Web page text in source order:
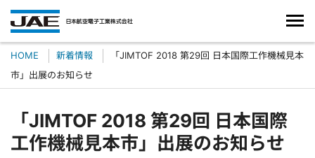
HOME 新着情報
「JIMTOF 2018 第29回 日本国際工作機械見本
市」出展のお知らせ
「JIMTOF 2018 第29回 日本国際
工作機械見本市」出展のお知らせ